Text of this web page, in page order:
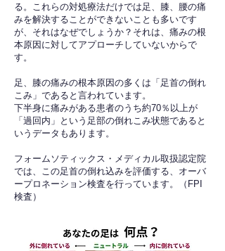
る。これらの対処療法だけでは足、膝、腰の痛
みを解決することができないことも多いです
が、それはなぜでしょうか？それは、痛みの根
本原因に対してアプローチしていないからで
す。
足、膝の痛みの根本原因の多くは「足首の倒れ
こみ」であると言われています。
下半身に痛みがある患者のうち約70％以上が
「過回内」という足部の倒れこみ状態であると
いうデータもあります。
フォームソティックス・メディカル取扱認定院
では、この足首の倒れ込みを評価する、オーバ
ープロネーション検査を行っています。（FPI
検査）​